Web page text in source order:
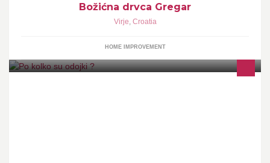
Božićna drvca Gregar
Virje, Croatia
HOME IMPROVEMENT